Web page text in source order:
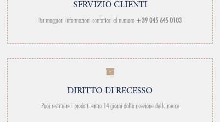
SERVIZIO CLIENTI
Per maggiori informazioni contattaci al numero +39 045 645 0103
DIRITTO DI RECESSO
Puoi restituire i prodotti entro 14 giorni dalla ricezione della merce